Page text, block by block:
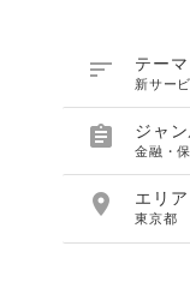
 テーマ
新サー
 ジャ
金融・
 エリア
東京都